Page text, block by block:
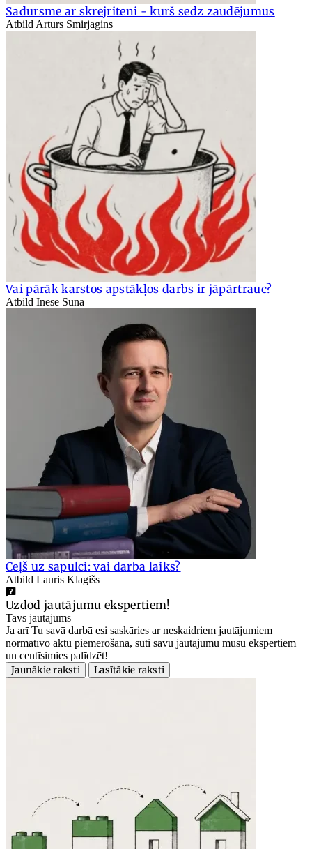
Sadursme ar skrejriteni - kurš sedz zaudējumus
Atbild Arturs Smirjagins
Vai pārāk karstos apstākļos darbs ir jāpārtrauc?
Atbild Inese Sūna
Ceļš uz sapulci: vai darba laiks?
Atbild Lauris Klagišs
Uzdod jautājumu ekspertiem!
Tavs jautājums
Ja arī Tu savā darbā esi saskāries ar neskaidriem jautājumiem
normatīvo aktu piemērošanā, sūti savu jautājumu mūsu ekspertiem
un centīsimies palīdzēt!
Jaunākie raksti
Lasītākie raksti